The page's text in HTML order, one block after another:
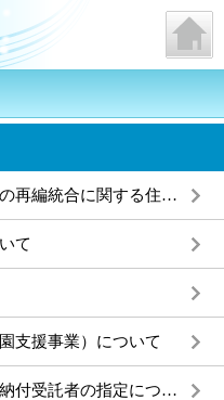
「海南小学校」と「海部小学校」の再編統合に関する住民説明会の開催について
て
支援事業）について
企業版ふるさと納税にかかる指定納付受託者の指定について